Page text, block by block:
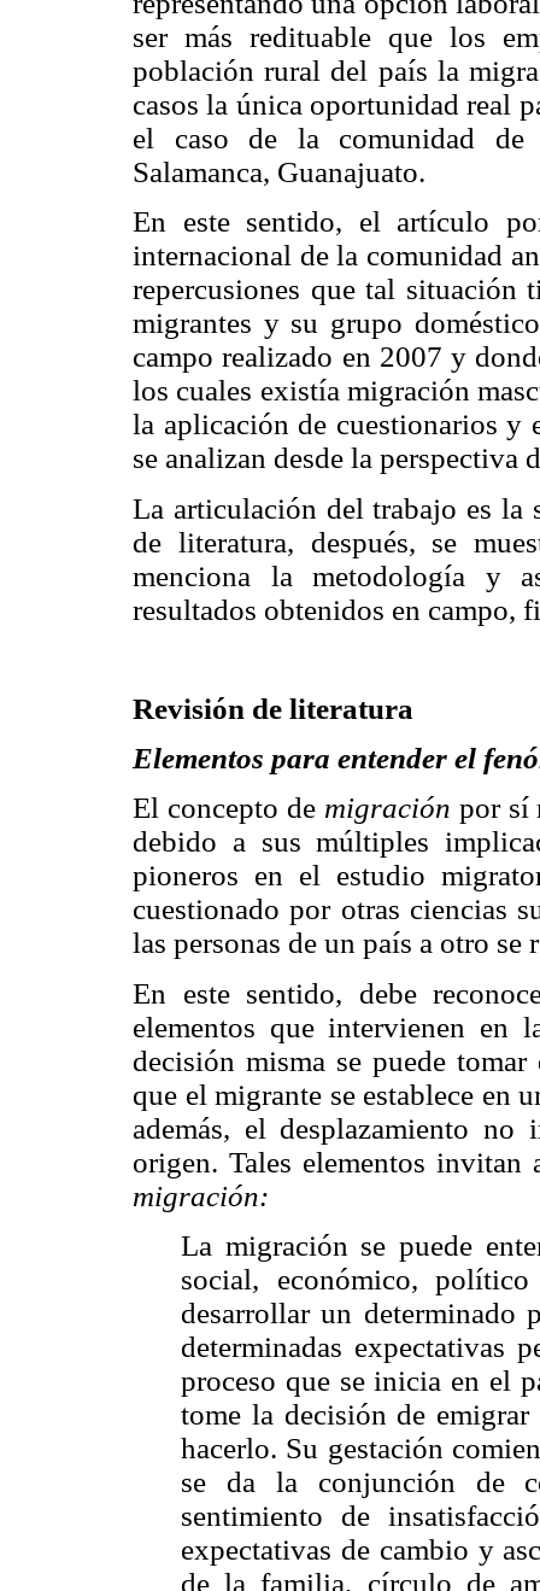
ser más redituable que los
población rural del país la
casos la única oportunidad real
el caso de la comunidad de
Salamanca, Guanajuato.
En este sentido, el artículo
internacional de la comunidad
repercusiones que tal situación
migrantes y su grupo
campo realizado en 2007 y
los cuales existía migración
la aplicación de cuestionarios y
se analizan desde la perspectiva
La articulación del trabajo es la
de literatura, después, se
menciona la metodología y
resultados obtenidos en campo,
Revisión de literatura
Elementos para entender el
El concepto de migración por sí
debido a sus múltiples
pioneros en el estudio
cuestionado por otras ciencias
las personas de un país a otro
En este sentido, debe
elementos que intervienen en
decisión misma se puede
que el migrante se establece en
además, el desplazamiento
origen. Tales elementos
migración:
La migración se puede
social, económico,
desarrollar un determinado
determinadas expectativas
proceso que se inicia en el
tome la decisión de
hacerlo. Su gestación
se da la conjunción de
sentimiento de
expectativas de cambio y
de la familia, círculo de